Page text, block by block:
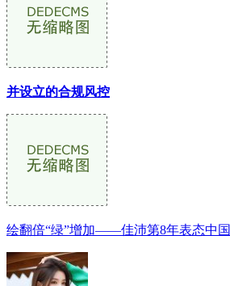
并设立的合规风控
绘翻倍“绿”增加——佳沛第8年表态中国